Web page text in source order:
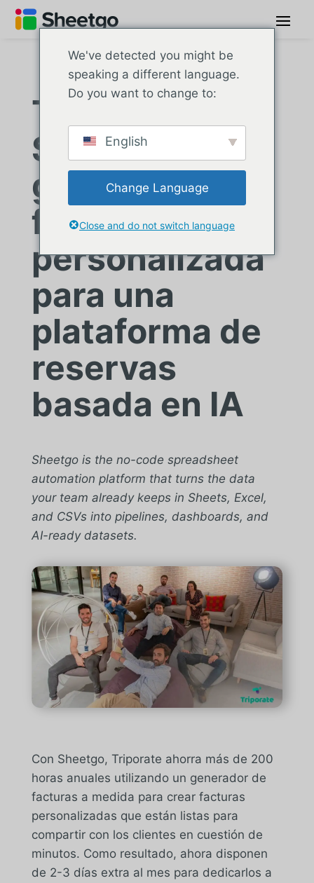
Triporate:
Solución de
generación de
facturas
personalizada
para una
plataforma de
reservas
basada en IA
Sheetgo is the no-code spreadsheet
automation platform that turns the data
your team already keeps in Sheets, Excel,
and CSVs into pipelines, dashboards, and
AI-ready datasets.
Con Sheetgo, Triporate ahorra más de 200
horas anuales utilizando un generador de
facturas a medida para crear facturas
personalizadas que están listas para
compartir con los clientes en cuestión de
minutos. Como resultado, ahora disponen
de 2-3 días extra al mes para dedicarlos a
We've detected you might be
speaking a different language.
Do you want to change to:
English
Change Language
Close and do not switch language